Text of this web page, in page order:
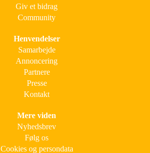
Giv et bidrag
Community
Henvendelser
Samarbejde
Annoncering
Partnere
Presse
Kontakt
Mere viden
Nyhedsbrev
Følg os
Cookies og persondata